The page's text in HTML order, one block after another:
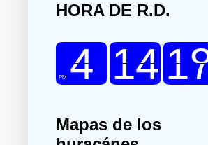
HORA DE R.D.
Mapas de los